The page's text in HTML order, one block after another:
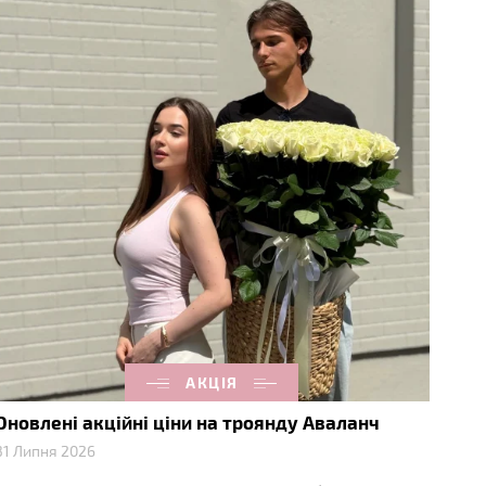
АКЦІЯ
акційні ціни на троянду Аваланч
Липня 2026